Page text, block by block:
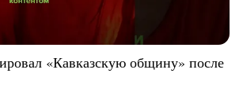
«Кавказскую общину» после